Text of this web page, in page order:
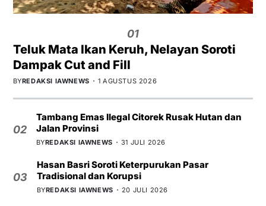
01
Teluk Mata Ikan Keruh, Nelayan Soroti
Dampak Cut and Fill
BYREDAKSI IAWNEWS 1 AGUSTUS 2026
02
Tambang Emas Ilegal Citorek Rusak Hutan dan
Jalan Provinsi
BYREDAKSI IAWNEWS 31 JULI 2026
03
Hasan Basri Soroti Keterpurukan Pasar
Tradisional dan Korupsi
BYREDAKSI IAWNEWS 20 JULI 2026